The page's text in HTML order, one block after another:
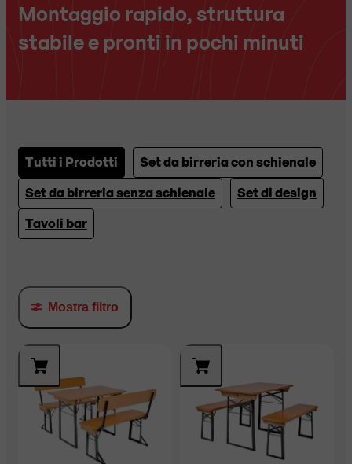
Montaggio rapido, struttura
stabile e pronti in pochi minuti
Tutti i Prodotti
Set da birreria con schienale
Set da birreria senza schienale
Set di design
Tavoli bar
Mostra filtro